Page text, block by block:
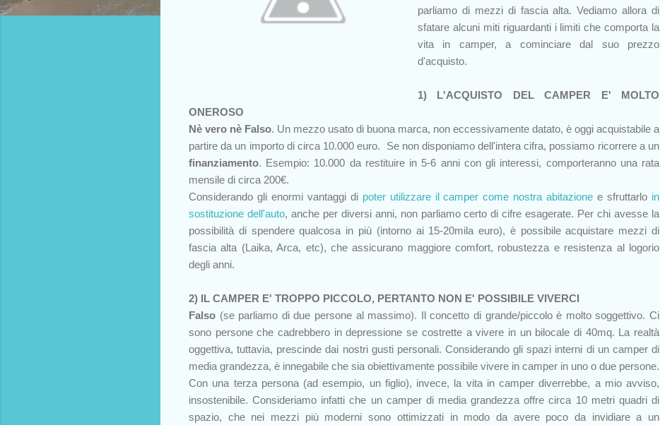
parliamo di mezzi di fascia alta. Vediamo allora di
sfatare alcuni miti riguardanti i limiti che comporta la
vita in camper, a cominciare dal suo prezzo
d'acquisto.
1) L'ACQUISTO DEL CAMPER E' MOLTO
ONEROSO
Nè vero nè Falso. Un mezzo usato di buona marca, non eccessivamente datato, è oggi acquistabile a
partire da un importo di circa 10.000 euro. Se non disponiamo dell'intera cifra, possiamo ricorrere a un
finanziamento. Esempio: 10.000 da restituire in 5-6 anni con gli interessi, comporteranno una rata
mensile di circa 200€.
Considerando gli enormi vantaggi di poter utilizzare il camper come nostra abitazione e sfruttarlo in
sostituzione dell'auto, anche per diversi anni, non parliamo certo di cifre esagerate. Per chi avesse la
possibilità di spendere qualcosa in più (intorno ai 15-20mila euro), è possibile acquistare mezzi di
fascia alta (Laika, Arca, etc), che assicurano maggiore comfort, robustezza e resistenza al logorio
degli anni.
2) IL CAMPER E' TROPPO PICCOLO, PERTANTO NON E' POSSIBILE VIVERCI
Falso (se parliamo di due persone al massimo). Il concetto di grande/piccolo è molto soggettivo. Ci
sono persone che cadrebbero in depressione se costrette a vivere in un bilocale di 40mq. La realtà
oggettiva, tuttavia, prescinde dai nostri gusti personali. Considerando gli spazi interni di un camper di
media grandezza, è innegabile che sia obiettivamente possibile vivere in camper in uno o due persone.
Con una terza persona (ad esempio, un figlio), invece, la vita in camper diverrebbe, a mio avviso,
insostenibile. Consideriamo infatti che un camper di media grandezza offre circa 10 metri quadri di
spazio, che nei mezzi più moderni sono ottimizzati in modo da avere poco da invidiare a un